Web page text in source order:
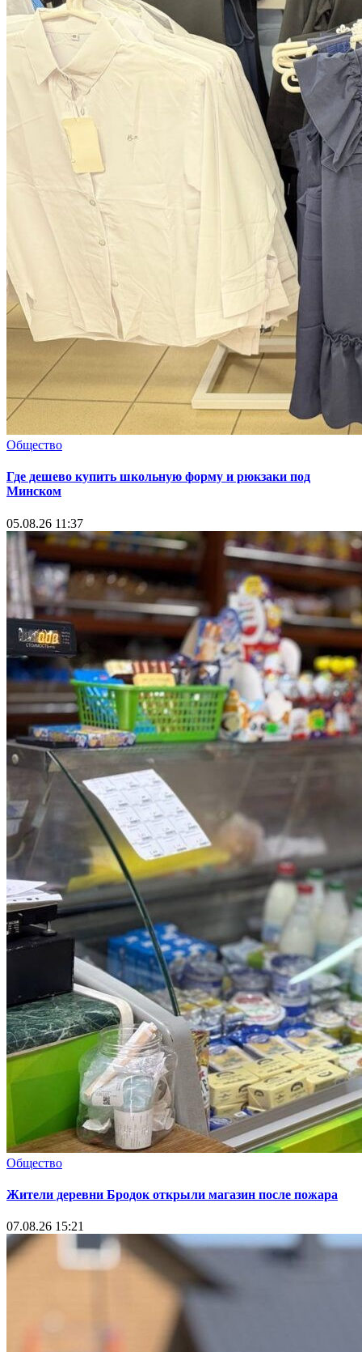
Общество
Где дешево купить школьную форму и рюкзаки под
Минском
05.08.26 11:37
Общество
Жители деревни Бродок открыли магазин после пожара
07.08.26 15:21